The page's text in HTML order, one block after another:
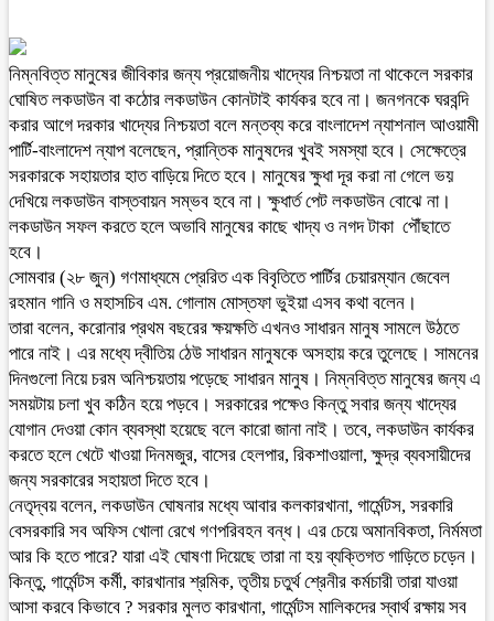
নিম্নবিত্ত মানুষের জীবিকার জন্য প্রয়োজনীয় খাদ্যের নিশ্চয়তা না থাকেলে সরকার
ঘোষিত লকডাউন বা কঠোর লকডাউন কোনটাই কার্যকর হবে না। জনগনকে ঘরবন্দি
করার আগে দরকার খাদ্যের নিশ্চয়তা বলে মন্তব্য করে বাংলাদেশ ন্যাশনাল আওয়ামী
পার্টি-বাংলাদেশ ন্যাপ বলেছেন, প্রান্তিক মানুষদের খুবই সমস্যা হবে। সেক্ষেত্রে
সরকারকে সহায়তার হাত বাড়িয়ে দিতে হবে। মানুষের ক্ষুধা দূর করা না গেলে ভয়
দেখিয়ে লকডাউন বাস্তবায়ন সম্ভব হবে না। ক্ষুধার্ত পেট লকডাউন বোঝে না।
লকডাউন সফল করতে হলে অভাবি মানুষের কাছে খাদ্য ও নগদ টাকা পৌঁছাতে
হবে।
সোমবার (২৮ জুন) গণমাধ্যমে প্রেরিত এক বিবৃতিতে পার্টির চেয়ারম্যান জেবেল
রহমান গানি ও মহাসচিব এম. গোলাম মোস্তফা ভুইয়া এসব কথা বলেন।
তারা বলেন, করোনার প্রথম বছরের ক্ষয়ক্ষতি এখনও সাধারন মানুষ সামলে উঠতে
পারে নাই। এর মধ্যে দ্বীতিয় ঠেউ সাধারন মানুষকে অসহায় করে তুলেছে। সামনের
দিনগুলো নিয়ে চরম অনিশ্চয়তায় পড়েছে সাধারন মানুষ। নিম্নবিত্ত মানুষের জন্য এ
সময়টায় চলা খুব কঠিন হয়ে পড়বে। সরকারের পক্ষেও কিন্তু সবার জন্য খাদ্যের
যোগান দেওয়া কোন ব্যবস্থা হয়েছে বলে কারো জানা নাই। তবে, লকডাউন কার্যকর
করতে হলে খেটে খাওয়া দিনমজুর, বাসের হেলপার, রিকশাওয়ালা, ক্ষুদ্র ব্যবসায়ীদের
জন্য সরকারের সহায়তা দিতে হবে।
নেতৃদ্বয় বলেন, লকডাউন ঘোষনার মধ্যে আবার কলকারখানা, গার্মেন্টস, সরকারি
বেসরকারি সব অফিস খোলা রেখে গণপরিবহন বন্ধ। এর চেয়ে অমানবিকতা, নির্মমতা
আর কি হতে পারে? যারা এই ঘোষণা দিয়েছে তারা না হয় ব্যক্তিগত গাড়িতে চড়েন।
কিন্তু, গার্মেন্টস কর্মী, কারখানার শ্রমিক, তৃতীয় চতুর্থ শ্রেনীর কর্মচারী তারা যাওয়া
আসা করবে কিভাবে ? সরকার মুলত কারখানা, গার্মেন্টস মালিকদের স্বার্থ রক্ষায় সব